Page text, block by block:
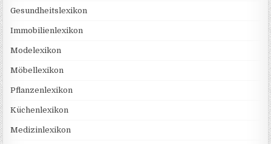
Gesundheitslexikon
Immobilienlexikon
Modelexikon
Möbellexikon
Pflanzenlexikon
Küchenlexikon
Medizinlexikon